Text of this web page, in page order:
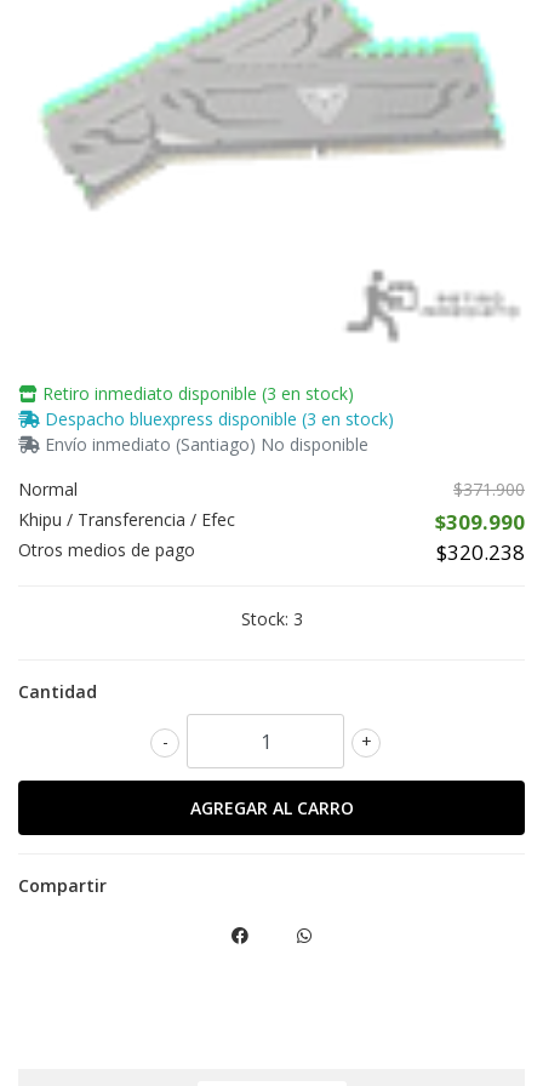
Retiro inmediato disponible (3 en stock)
Despacho bluexpress disponible (3 en stock)
Envío inmediato (Santiago) No disponible
Normal
$371.900
Khipu / Transferencia / Efec
$309.990
Otros medios de pago $320.238
Stock: 3
Cantidad
+
-
Compartir